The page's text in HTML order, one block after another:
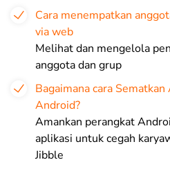
Cara menempatkan
via web
Melihat dan mengelola
anggota dan grup
Bagaimana cara
Android?
Amankan perangkat
aplikasi untuk cegah
Jibble